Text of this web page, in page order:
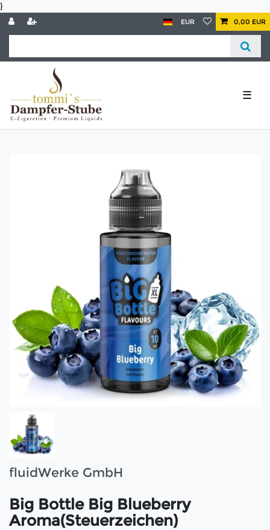
}
EUR 0,00 EUR
☰
fluidWerke GmbH
Big Bottle Big Blueberry
Aroma(Steuerzeichen)